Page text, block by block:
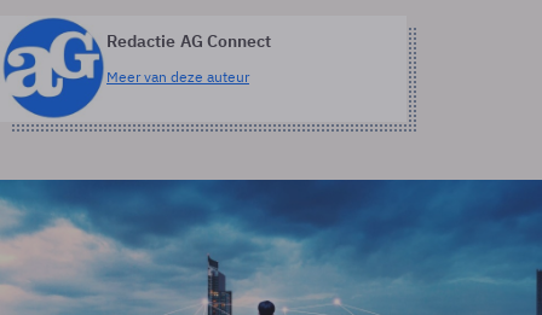
Redactie AG Connect
Meer van deze auteur